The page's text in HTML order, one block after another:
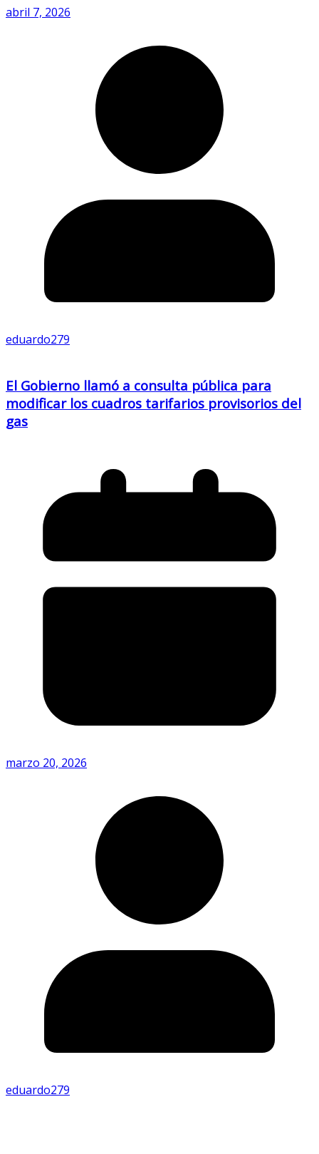
abril 7, 2026
eduardo279
El Gobierno llamó a consulta pública para
modificar los cuadros tarifarios provisorios del
gas
marzo 20, 2026
eduardo279